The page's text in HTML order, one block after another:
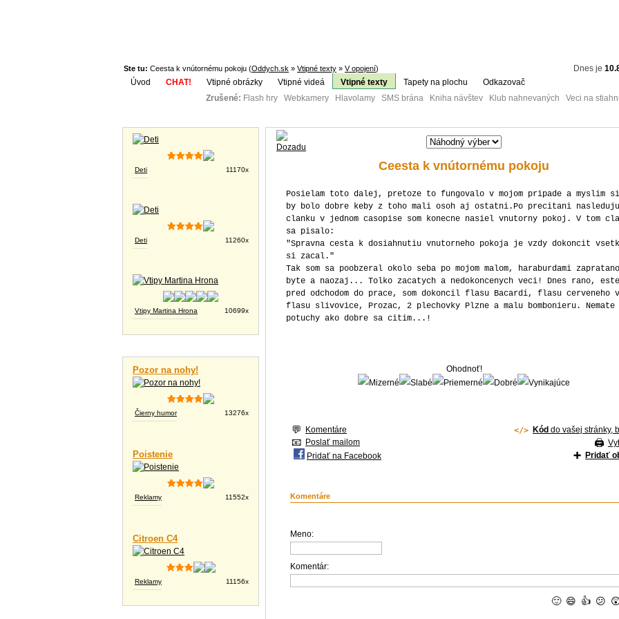
Ste tu: Ceesta k vnútornému pokoju (Oddych.sk » Vtipné texty » V opojení) Dnes je
Úvod
CHAT! Vtipné obrázky Vtipné videá Vtipné texty Tapety na plochu
Odkazovač
Zrušené: Flash hry Webkamery Hlavolamy SMS brána Kniha návštev Klub nahnevaných Veci na
Deti 11170x
Deti 11260x
Vtipy Martina Hrona 10699x
Pozor na nohy!
Čierny humor 13276x
Poistenie
Reklamy 11552x
Citroen C4
Reklamy 11156x
Ceesta k vnútornému pokoju
Posielam toto dalej, pretoze to fungovalo v mojom pripade a myslim
by bolo dobre keby z toho mali osoh aj ostatni.Po precitani
clanku v jednom casopise som konecne nasiel vnutorny pokoj. V tom
sa pisalo:
"Spravna cesta k dosiahnutiu vnutorneho pokoja je vzdy dokoncit
si zacal."
Tak som sa poobzeral okolo seba po mojom malom, haraburdami
byte a naozaj... Tolko zacatych a nedokoncenych veci! Dnes rano, este
pred odchodom do prace, som dokoncil flasu Bacardi, flasu cerveneho
flasu slivovice, Prozac, 2 plechovky Plzne a malu bombonieru. Nemate
potuchy ako dobre sa citim...!
Ohodnoť!
Komentáre
Poslať mailom
Pridať na Facebook
Kód do vašej stránky,
Pridať
Komentáre
Meno:
Komentár:
🙂 😄 👍 😕